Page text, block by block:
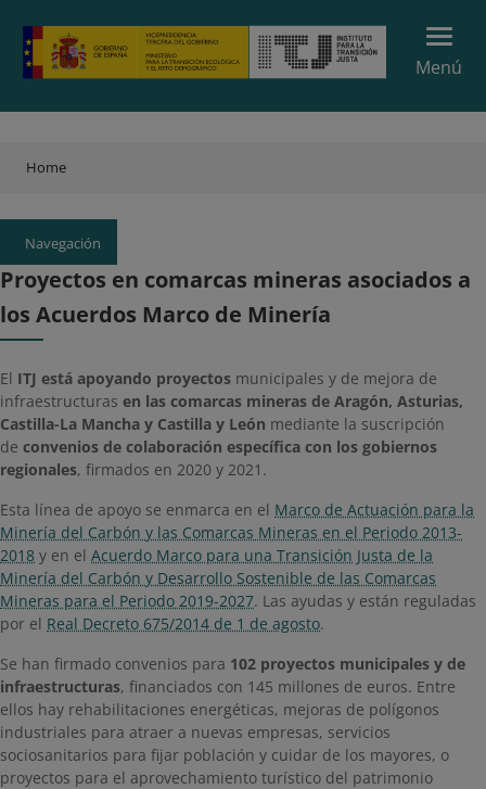
Menú
Home
Navegación
Proyectos en comarcas mineras asociados a
los Acuerdos Marco de Minería
El ITJ está apoyando proyectos municipales y de mejora de
infraestructuras en las comarcas mineras de Aragón, Asturias,
Castilla-La Mancha y Castilla y León mediante la suscripción
de convenios de colaboración específica con los gobiernos
regionales, firmados en 2020 y 2021.
Esta línea de apoyo se enmarca en el M​arco de Actuación para la
Minería del Carbón y las Comarcas Mineras en el Periodo 2013-
2018 y en el Acuerdo Marco para una Transición Justa de la
Minería del Carbón y Desarrollo Sostenible de las Comarcas
Mineras para el Periodo 2019-2027. Las ayudas y están reguladas
por el Real Decreto 675/2014 de 1 de agosto.
Se han firmado convenios para 102 proyectos municipales y de
infraestructuras, financiados con 145 millones de euros. Entre
ellos hay rehabilitaciones energéticas, mejoras de polígonos
industriales para atraer a nuevas empresas, servicios
sociosanitarios para fijar población y cuidar de los mayores, o
proyectos para el aprovechamiento turístico del patrimonio